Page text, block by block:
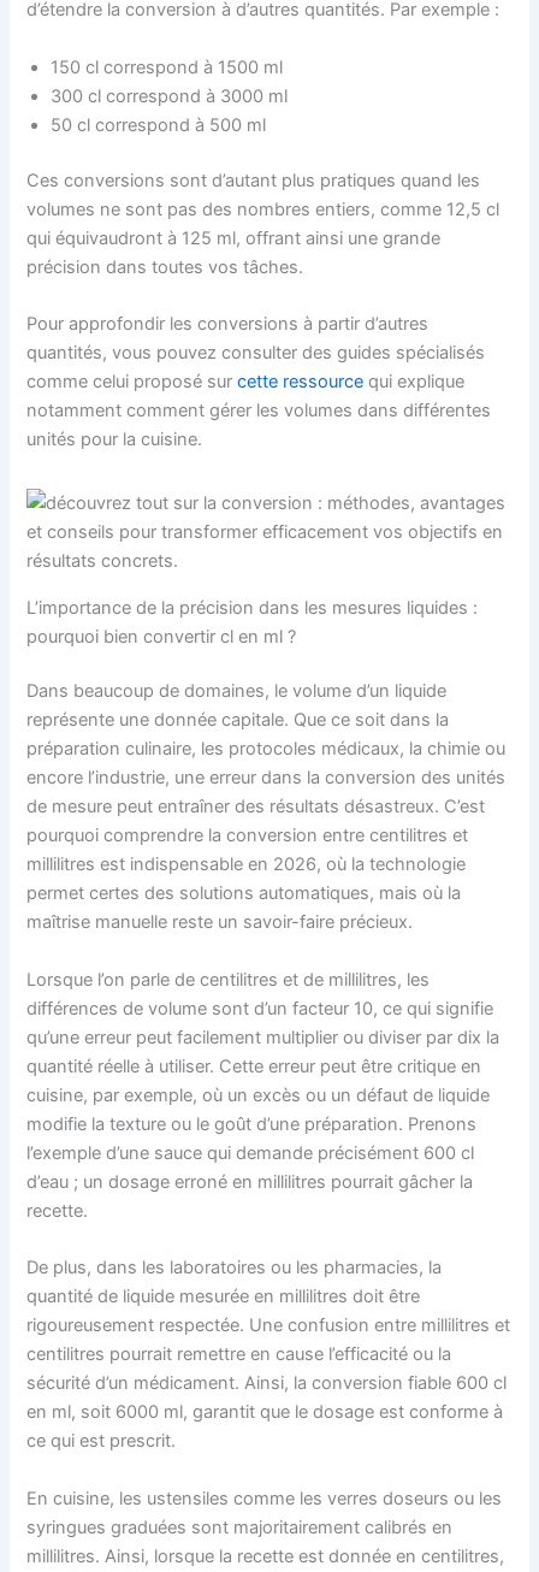
d’étendre la conversion à d’autres quantités. Par exemple :
150 cl correspond à 1500 ml
300 cl correspond à 3000 ml
50 cl correspond à 500 ml
Ces conversions sont d’autant plus pratiques quand les
volumes ne sont pas des nombres entiers, comme 12,5 cl
qui équivaudront à 125 ml, offrant ainsi une grande
précision dans toutes vos tâches.
Pour approfondir les conversions à partir d’autres
quantités, vous pouvez consulter des guides spécialisés
comme celui proposé surcette ressource qui explique
notamment comment gérer les volumes dans différentes
unités pour la cuisine.
L’importance de la précision dans les mesures liquides :
pourquoi bien convertir cl en ml ?
Dans beaucoup de domaines, le volume d’un liquide
représente une donnée capitale. Que ce soit dans la
préparation culinaire, les protocoles médicaux, la chimie ou
encore l’industrie, une erreur dans la conversion des unités
de mesure peut entraîner des résultats désastreux. C’est
pourquoi comprendre la conversion entre centilitres et
millilitres est indispensable en 2026, où la technologie
permet certes des solutions automatiques, mais où la
maîtrise manuelle reste un savoir-faire précieux.
Lorsque l’on parle de centilitres et de millilitres, les
différences de volume sont d’un facteur 10, ce qui signifie
qu’une erreur peut facilement multiplier ou diviser par dix la
quantité réelle à utiliser. Cette erreur peut être critique en
cuisine, par exemple, où un excès ou un défaut de liquide
modifie la texture ou le goût d’une préparation. Prenons
l’exemple d’une sauce qui demande précisément 600 cl
d’eau ; un dosage erroné en millilitres pourrait gâcher la
recette.
De plus, dans les laboratoires ou les pharmacies, la
quantité de liquide mesurée en millilitres doit être
rigoureusement respectée. Une confusion entre millilitres et
centilitres pourrait remettre en cause l’efficacité ou la
sécurité d’un médicament. Ainsi, la conversion fiable 600 cl
en ml, soit 6000 ml, garantit que le dosage est conforme à
ce qui est prescrit.
En cuisine, les ustensiles comme les verres doseurs ou les
syringues graduées sont majoritairement calibrés en
millilitres. Ainsi, lorsque la recette est donnée en centilitres,